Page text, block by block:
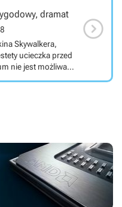
dramat
Skywalkera,
ucieczka przed
nie jest możliwa.
